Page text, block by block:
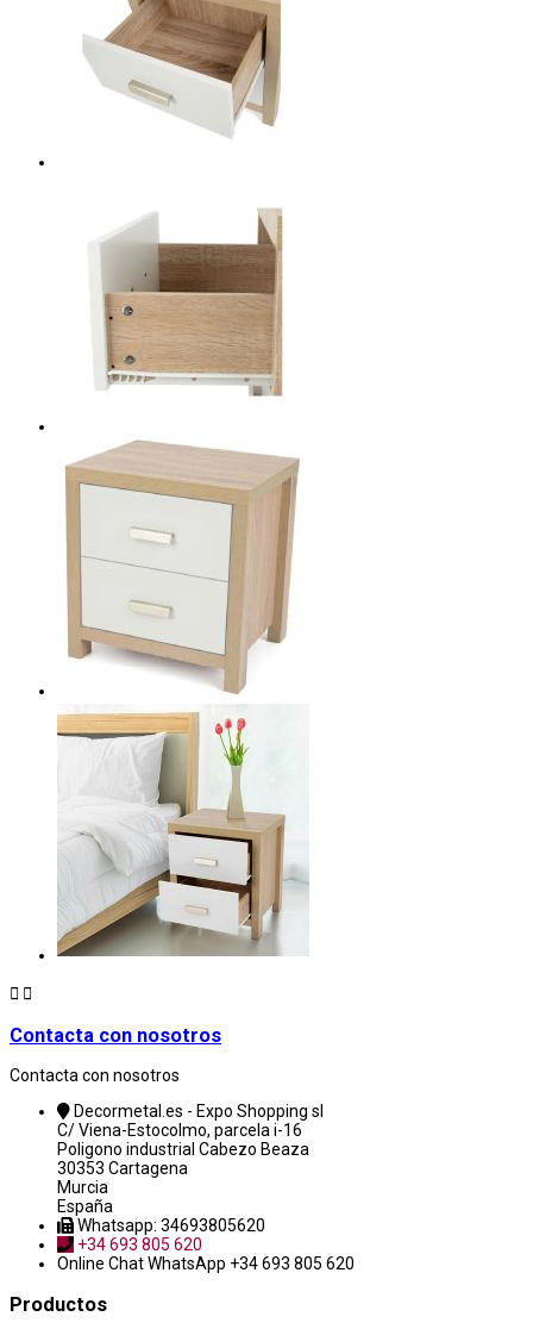
 
Contacta con nosotros
Contacta con nosotros
Decormetal.es - Expo Shopping sl
C/ Viena-Estocolmo, parcela i-16
Poligono industrial Cabezo Beaza
30353 Cartagena
Murcia
España
Whatsapp: 34693805620
+34 693 805 620
Online ChatWhatsApp +34 693 805 620
Productos